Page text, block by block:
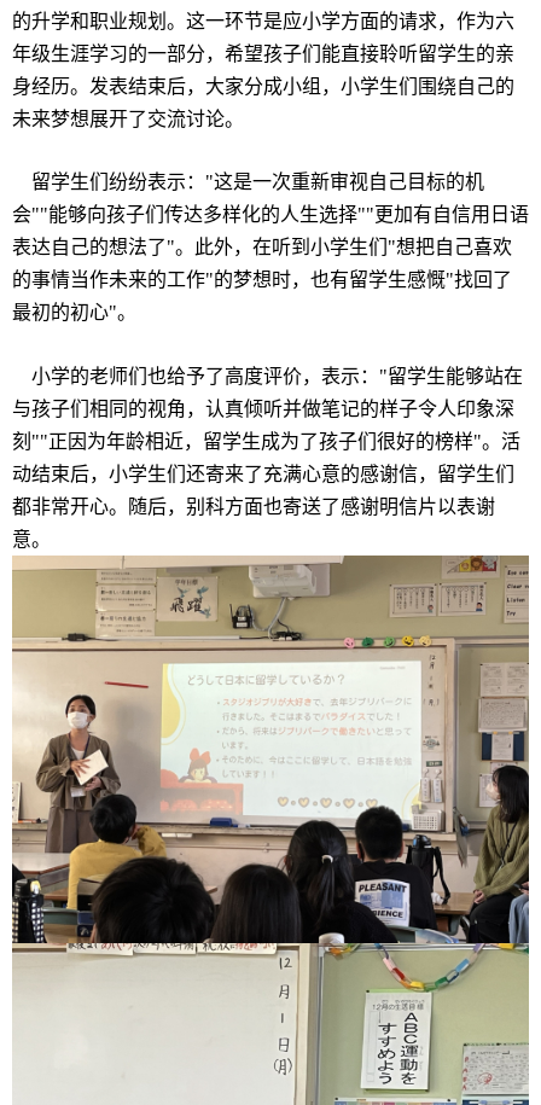
的升学和职业规划。 这一环节是应小学方面的请求，作为六
年级生涯学习的一部分，希望孩子们 能直接聆听留学生的亲
身经历。 发表结束后，大家分成小组 ，小学生们围绕自己的
未来梦想展开了交流讨论。
留学生们纷纷表示： "这是一次重新审视自己目标的机
会""能够向孩子们传达多样化的人生选择""更加有自信用日 语
表达自己的想法了"。此外，在听到小学生们 "想把自己喜欢
的事情当作未来的工作"的梦想时，也有留学生感慨"找回了
最初的初心"。
小学的老师们 也给予了高度评价，表示： "留学生能够站在
与孩子们 相同的视角， 认真倾听并做笔记的样子令人印象深
刻 ""正因 为年龄相近，留学生成为了孩子们 很好的榜样"。活
动结束后，小学生们还寄来了充满心意的感谢信，留学生们
都非常开心。随后， 别 科方面也寄送了感谢明信片以表谢
意。